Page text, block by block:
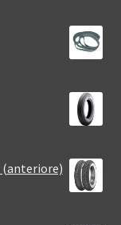
(anteriore)